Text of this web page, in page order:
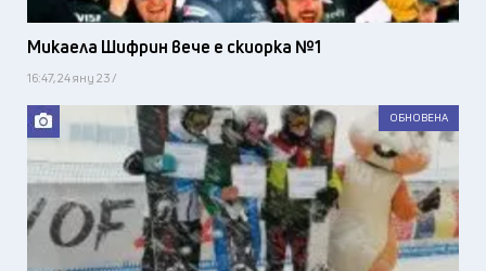
Микаела Шифрин вече е скиорка №1
16:47, 24 яну 23 /
ОБНОВЕНА